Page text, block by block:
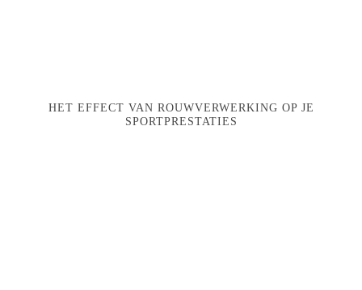
HET EFFECT VAN ROUWVERWERKING OP JE
SPORTPRESTATIES